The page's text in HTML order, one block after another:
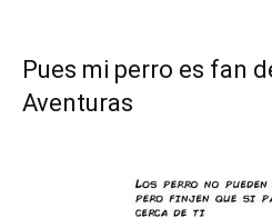
Pues mi perro es fan
Aventuras